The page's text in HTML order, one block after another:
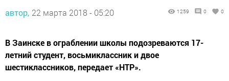
автор, 22 марта 2018 - 05:20 1259 0 0
В Заинске в ограблении школы подозреваются 17-
летний студент, восьмиклассник и двое
шестиклассников, передает «НТР».